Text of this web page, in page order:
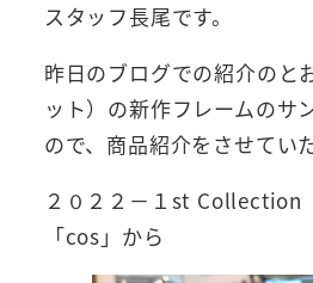
スタッフ長尾です。
昨日のブログでの紹介のと
ット）の新作フレームのサ
ので、商品紹介をさせてい
２０２２－１st
「cos」から